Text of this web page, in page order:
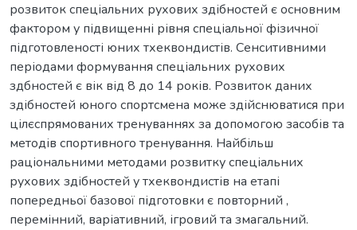
розвиток спеціальних рухових здібностей є основним
фактором у підвищенні рівня спеціальної фізичної
підготовленості юних тхеквондистів. Сенситивними
періодами формування спеціальних рухових
здбностей є вік від 8 до 14 років. Розвиток даних
здібностей юного спортсмена може здійснюватися при
цілєспрямованих тренуваннях за допомогою засобів та
методів спортивного тренування. Найбільш
раціональними методами розвитку спеціальних
рухових здібностей у тхеквондистів на етапі
попередньої базової підготовки є повторний ,
перемінний, варіативний, ігровий та змагальний.